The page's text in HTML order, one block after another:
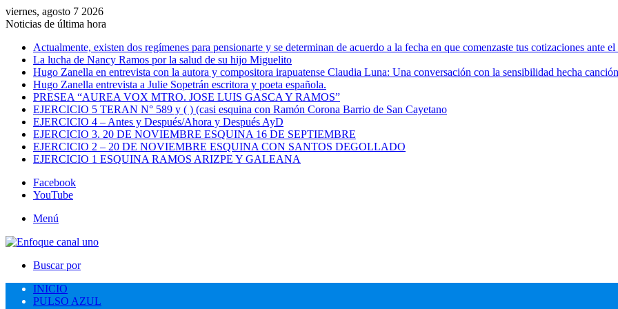
viernes, agosto 7 2026
Noticias de última hora
Actualmente, existen dos regímenes para pensionarte y se determinan de acuerdo a la fecha en que comenzaste tus cotizaciones ante
La lucha de Nancy Ramos por la salud de su hijo Miguelito
Hugo Zanella en entrevista con la autora y compositora irapuatense Claudia Luna: Una conversación con la sensibilidad hecha canción
Hugo Zanella entrevista a Julie Sopetrán escritora y poeta española.
PRESEA “AUREA VOX MTRO. JOSE LUIS GASCA Y RAMOS”
EJERCICIO 5 TERAN N° 589 y ( ) (casi esquina con Ramón Corona Barrio de San Cayetano
EJERCICIO 4 – Antes y Después/Ahora y Después AyD
EJERCICIO 3. 20 DE NOVIEMBRE ESQUINA 16 DE SEPTIEMBRE
EJERCICIO 2 – 20 DE NOVIEMBRE ESQUINA CON SANTOS DEGOLLADO
EJERCICIO 1 ESQUINA RAMOS ARIZPE Y GALEANA
Facebook
YouTube
Menú
Buscar por
INICIO
PULSO AZUL